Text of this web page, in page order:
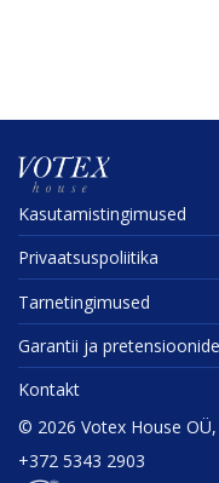
Kasuta­mis­tin­gi­mused
Privaat­sus­po­liitika
Tarne­tin­gi­mused
Garantii ja
Kontakt
© 2026 Votex House
+372 5343 2903